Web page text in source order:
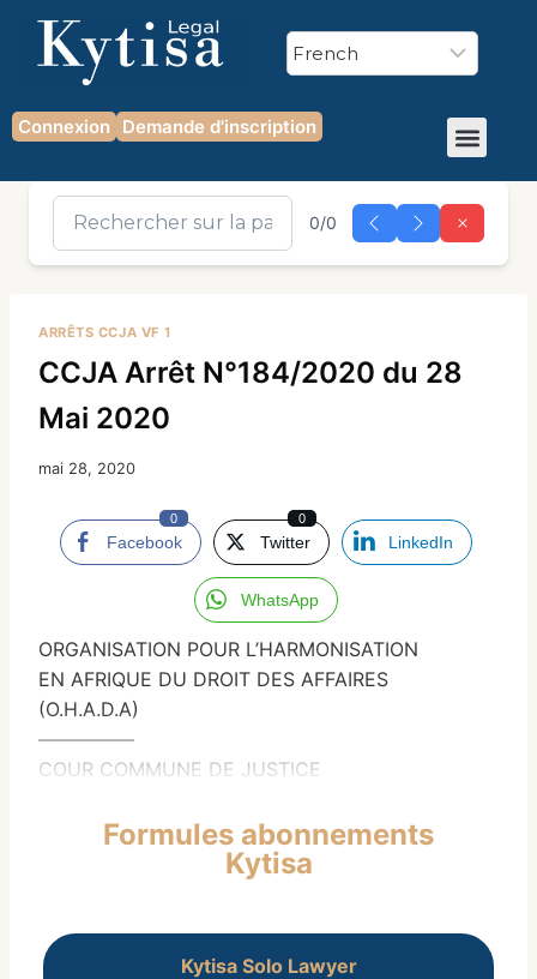
Connexion Demande d'inscription
0/0
ARRÊTS CCJA VF 1
CCJA Arrêt N°184/2020 du 28
Mai 2020
mai 28, 2020
Facebook
0
Twitter
0
LinkedIn
WhatsApp
ORGANISATION POUR L’HARMONISATION
EN AFRIQUE DU DROIT DES AFFAIRES
(O.H.A.D.A)
—————
COUR COMMUNE DE JUSTICE
Formules abonnements
Kytisa
Kytisa Solo Lawyer